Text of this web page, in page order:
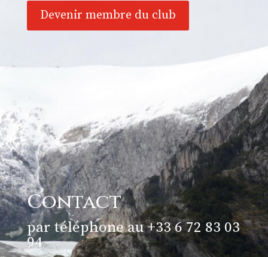
Devenir membre du club
Contact
par téléphone au +33 6 72 83 03
94